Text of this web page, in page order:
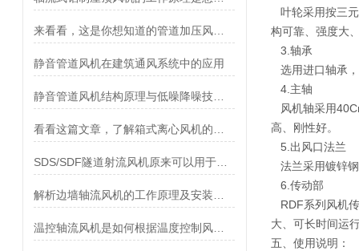
静音管道风机在建筑通风系统中的应用
叶轮采用按三
构可靠、强度大
3.轴承
选用进口轴承
4.主轴
风机轴采用
高、刚性好。
5.出风口法兰
法兰采用镀锌
6.传动部
RDF系列风机
大、可长时间运
五、使用说明：